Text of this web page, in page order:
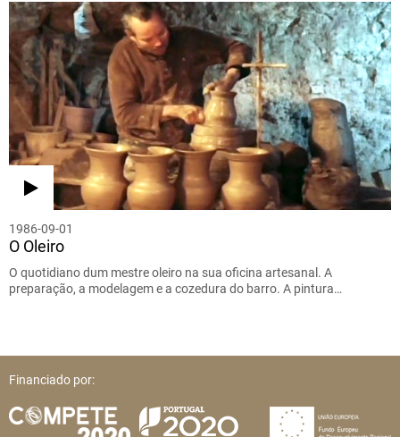
1986-09-01
O Oleiro
O quotidiano dum mestre oleiro na sua oficina artesanal. A
preparação, a modelagem e a cozedura do barro. A pintura…
Financiado por: